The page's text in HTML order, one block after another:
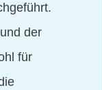
der
für